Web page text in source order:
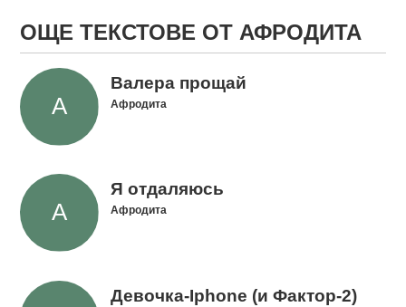
ОЩЕ ТЕКСТОВЕ ОТ АФРОДИТА
Валера прощай
Афродита
Я отдаляюсь
Афродита
Девочка-Iphone (и Фактор-2)